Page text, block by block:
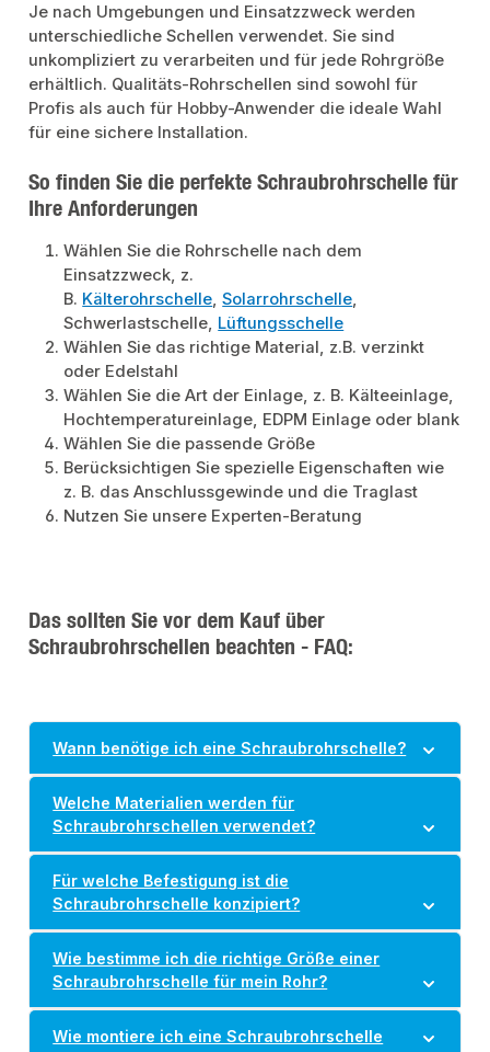
Je nach Umgebungen und Einsatzzweck werden
unterschiedliche Schellen verwendet. Sie sind
unkompliziert zu verarbeiten und für jede Rohrgröße
erhältlich. Qualitäts-Rohrschellen sind sowohl für
Profis als auch für Hobby-Anwender die ideale Wahl
für eine sichere Installation.
So finden Sie die perfekte Schraubrohrschelle für
Ihre Anforderungen
Wählen Sie die Rohrschelle nach dem
Einsatzzweck, z.
B. Kälterohrschelle,Solarrohrschelle,
Schwerlastschelle, Lüftungsschelle
Wählen Sie das richtige Material, z.B. verzinkt
oder Edelstahl
Wählen Sie die Art der Einlage, z. B. Kälteeinlage,
Hochtemperatureinlage, EDPM Einlage oder blank
Wählen Sie die passende Größe
Berücksichtigen Sie spezielle Eigenschaften wie
z. B. das Anschlussgewinde und die Traglast
Nutzen Sie unsere Experten-Beratung
Das sollten Sie vor dem Kauf über
Schraubrohrschellen beachten - FAQ:
Wann benötige ich eine Schraubrohrschelle?
Welche Materialien werden für
Schraubrohrschellen verwendet?
Für welche Befestigung ist die
Schraubrohrschelle konzipiert?
Wie bestimme ich die richtige Größe einer
Schraubrohrschelle für mein Rohr?
Wie montiere ich eine Schraubrohrschelle